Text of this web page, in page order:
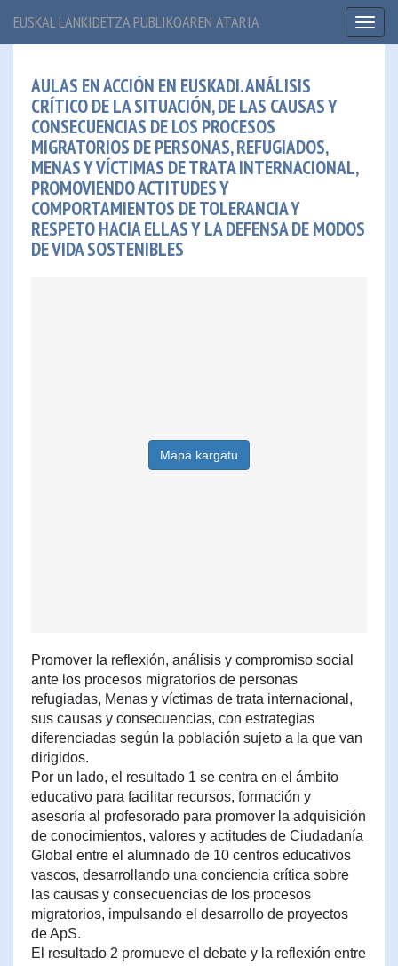
EUSKAL LANKIDETZA PUBLIKOAREN ATARIA
AULAS EN ACCIÓN EN EUSKADI. ANÁLISIS
CRÍTICO DE LA SITUACIÓN, DE LAS CAUSAS Y
CONSECUENCIAS DE LOS PROCESOS
MIGRATORIOS DE PERSONAS, REFUGIADOS,
MENAS Y VÍCTIMAS DE TRATA INTERNACIONAL,
PROMOVIENDO ACTITUDES Y
COMPORTAMIENTOS DE TOLERANCIA Y
RESPETO HACIA ELLAS Y LA DEFENSA DE MODOS
DE VIDA SOSTENIBLES
Mapa kargatu
Promover la reflexión, análisis y compromiso social
ante los procesos migratorios de personas
refugiadas, Menas y víctimas de trata internacional,
sus causas y consecuencias, con estrategias
diferenciadas según la población sujeto a la que van
dirigidos.
Por un lado, el resultado 1 se centra en el ámbito
educativo para facilitar recursos, formación y
asesoría al profesorado para promover la adquisición
de conocimientos, valores y actitudes de Ciudadanía
Global entre el alumnado de 10 centros educativos
vascos, desarrollando una conciencia crítica sobre
las causas y consecuencias de los procesos
migratorios, impulsando el desarrollo de proyectos
de ApS.
El resultado 2 promueve el debate y la reflexión entre